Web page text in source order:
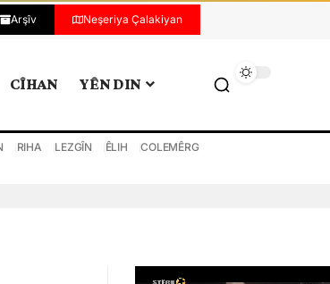
Arşîv Neşeriya Çalakiyan
CÎHAN YÊN DIN
RIHA LEZGÎN ÊLIH COLEMÊRG